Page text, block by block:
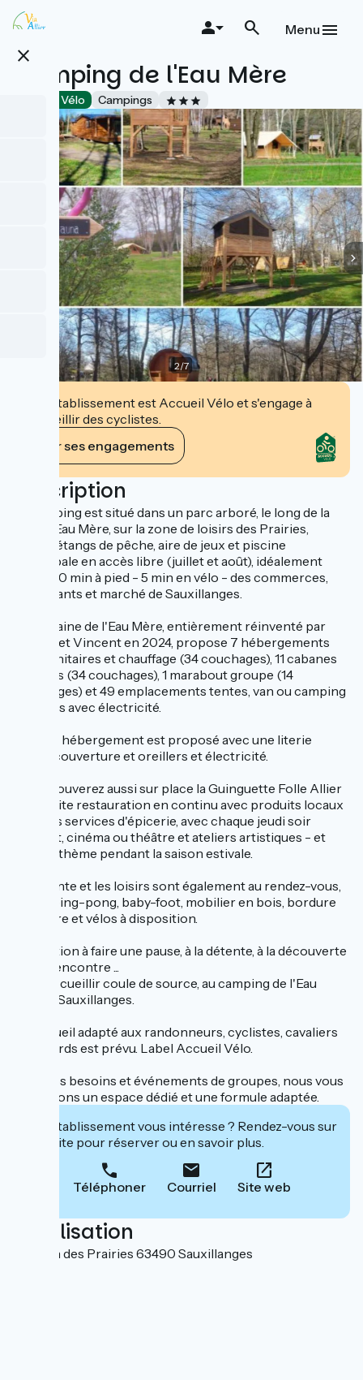
Aller
au
principal
close
Menu
Camping de l'Eau Mère
Accueil Vélo Campings
2/7
Cet établissement est Accueil Vélo et s'engage à
accueillir des cyclistes.
Voir ses engagements
Description
Le camping est situé dans un parc arboré, le long de la
rivière Eau Mère, sur la zone de loisirs des Prairies,
tennis, étangs de pêche, aire de jeux et piscine
municipale en accès libre (juillet et août), idéalement
situé à 10 min à pied - 5 min en vélo - des commerces,
restaurants et marché de Sauxillanges.
Le domaine de l'Eau Mère, entièrement réinventé par
Sophie et Vincent en 2024, propose 7 hébergements
avec sanitaires et chauffage (34 couchages), 11 cabanes
insolites (34 couchages), 1 marabout groupe (14
couchages) et 49 emplacements tentes, van ou camping
car... tous avec électricité.
Chaque hébergement est proposé avec une literie
neuve, couverture et oreillers et électricité.
Vous trouverez aussi sur place la Guinguette Folle Allier
bar/petite restauration en continu avec produits locaux
et petits services d'épicerie, avec chaque jeudi soir
concert, cinéma ou théâtre et ateliers artistiques - et
repas à thème pendant la saison estivale.
La détente et les loisirs sont également au rendez-vous,
sauna, ping-pong, baby-foot, mobilier en bois, bordure
de rivière et vélos à disposition.
L'invitation à faire une pause, à la détente, à la découverte
et à la rencontre ...
Vous accueillir coule de source, au camping de l'Eau
Mère, à Sauxillanges.
Un accueil adapté aux randonneurs, cyclistes, cavaliers
et motards est prévu. Label Accueil Vélo.
Pour vos besoins et événements de groupes, nous vous
proposons un espace dédié et une formule adaptée.
Cet établissement vous intéresse ? Rendez-vous sur
leur site pour réserver ou en savoir plus.
Téléphoner Courriel Site web
Localisation
Chemin des Prairies 63490 Sauxillanges